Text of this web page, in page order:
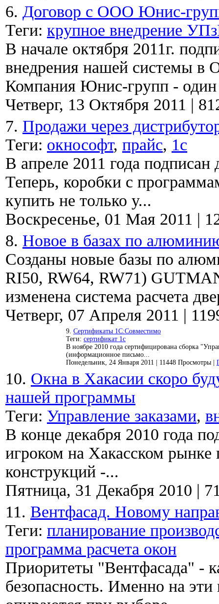
6. Договор с ООО Юнис-
Теги: крупное внедрение
В начале октября 2011г.
внедрения нашей системы
Компания Юнис-групп - один
Четверг, 13 Октября 2011 |
7. Продажи через
Теги: окнософт, прайс, 1с
В апреле 2011 года
Теперь, коробки с
купить не только у...
Воскресенье, 01 Мая 2011 |
8. Новое в базах по
Созданы новые базы по
RI50, RW64, RW71)
изменена система расчета
Четверг, 07 Апреля 2011 |
9. Сертификаты 1С:Совместимо
Теги: сертификат 1с
В ноябре 2010 года сертифицирована сборка
(информационное письмо...
Понедельник, 24 Января 2011
11448 Просмотры
10. Окна в Хакасии скоро
нашей программы
Теги: Управление заказами,
В конце декабря 2010 года
игроком на Хакасском рынке
конструкций -...
Пятница, 31 Декабря 2010 |
11. Вентфасад. Новому
Теги: планирование
программа расчета окон
Приоритеты "Вентфасада" -
безопасность. Именно на